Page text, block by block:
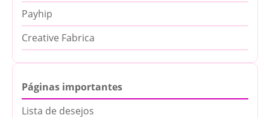
Payhip
Creative Fabrica
Páginas importantes
Lista de desejos